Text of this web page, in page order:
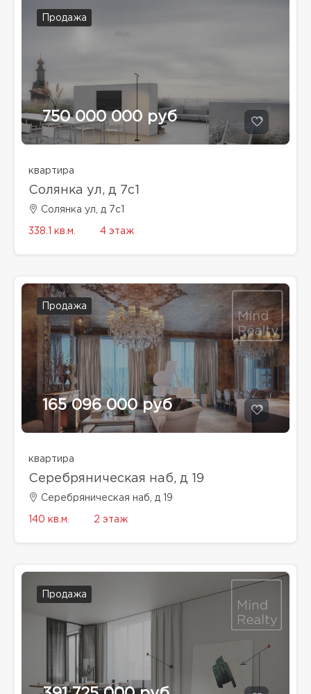
Продажа
750 000 000 руб
квартира
Солянка ул, д 7с1
Солянка ул, д 7с1
338.1 кв.м. 4 этаж
Продажа
165 096 000 руб
квартира
Серебряническая наб, д 19
Серебряническая наб, д 19
140 кв.м. 2 этаж
Продажа